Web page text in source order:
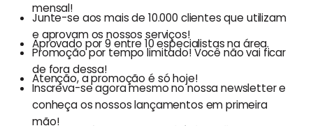
mensal!
Junte-se aos mais de 10.000 clientes que utilizam
e aprovam os nossos serviços!
Aprovado por 9 entre 10 especialistas na área.
Promoção por tempo limitado! Você não vai ficar
de fora dessa!
Atenção, a promoção é só hoje!
Inscreva-se agora mesmo no nossa newsletter e
conheça os nossos lançamentos em primeira
mão!